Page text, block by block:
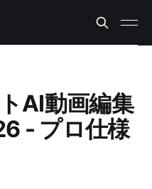
AI動画編集
- プロ仕様